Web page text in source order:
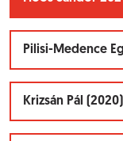
Pilisi-Medence
Krizsán Pál (2020)